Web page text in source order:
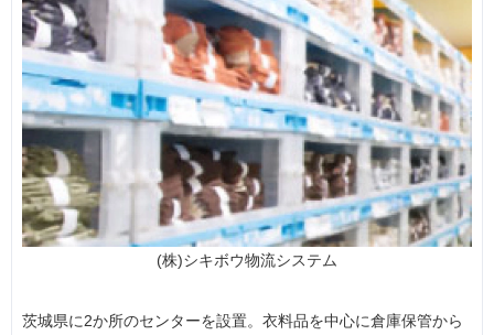
(株)シキボウ物流システム
茨城県に2か所のセンターを設置。衣料品を中心に倉庫保管から